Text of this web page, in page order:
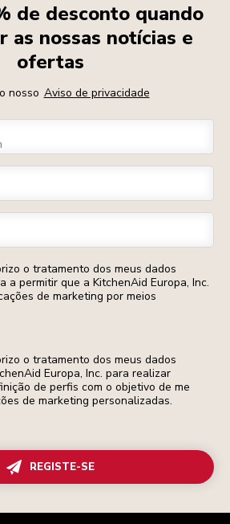
de desconto quando
as nossas notícias e
ofertas
nosso Aviso de privacidade
o tratamento dos meus dados
a permitir que a KitchenAid Europa, Inc.
de marketing por meios
o tratamento dos meus dados
Europa, Inc. para realizar
de perfis com o objetivo de me
de marketing personalizadas.
REGISTE-SE